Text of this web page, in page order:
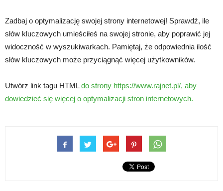
Zadbaj o optymalizację swojej strony internetowej! Sprawdź, ile
słów kluczowych umieściłeś na swojej stronie, aby poprawić jej
widoczność w wyszukiwarkach. Pamiętaj, że odpowiednia ilość
słów kluczowych może przyciągnąć więcej użytkowników.
Utwórz link tagu HTMLdo strony https://www.rajnet.pl/, aby
dowiedzieć się więcej o optymalizacji stron internetowych.